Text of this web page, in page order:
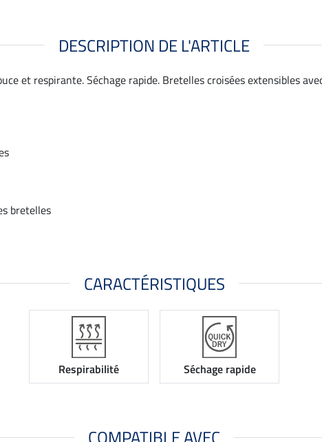
DESCRIPTION DE L'ARTICLE
et respirante. Séchage rapide. Bretelles croisées extensibles
bretelles
CARACTÉRISTIQUES
Respirabilité Séchage rapide